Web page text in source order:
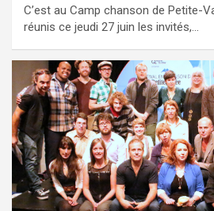
C’est au Camp chanson de Petite-
réunis ce jeudi 27 juin les invités,…